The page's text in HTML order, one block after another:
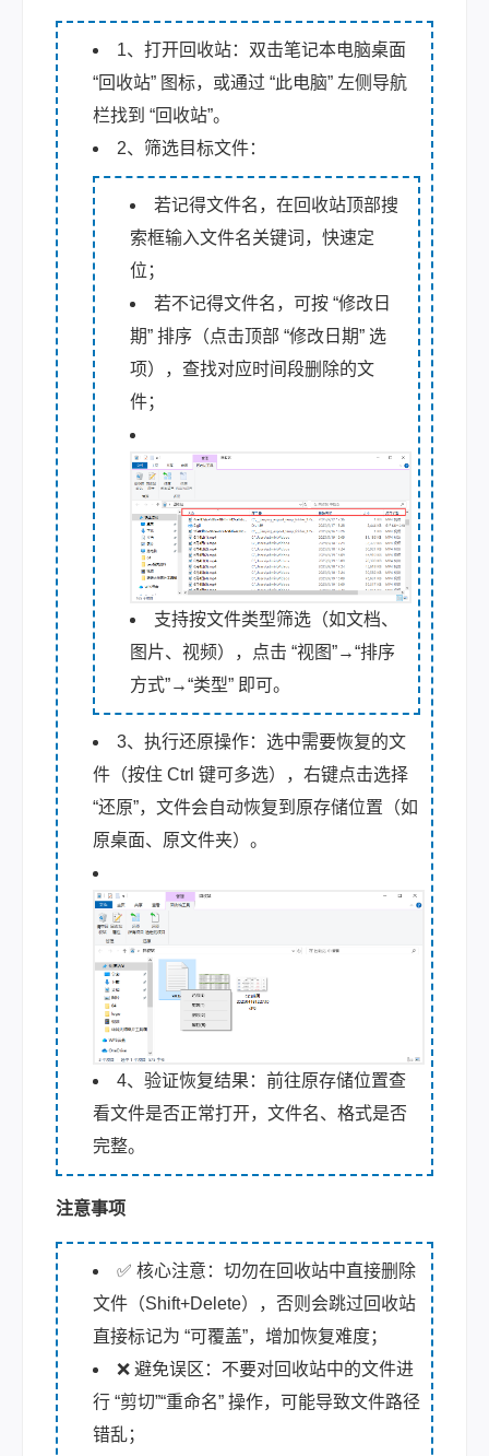
1、打开回收站：双击笔记本电脑桌面
“回收站” 图标，或通过 “此电脑” 左侧导航
栏找到 “回收站”。
2、筛选目标文件：
若记得文件名，在回收站顶部搜
索框输入文件名关键词，快速定
位；
若不记得文件名，可按 “修改日
期” 排序（点击顶部 “修改日期” 选
项），查找对应时间段删除的文
件；
支持按文件类型筛选（如文档、
图片、视频），点击 “视图”→“排序
方式”→“类型” 即可。
3、执行还原操作：选中需要恢复的文
件（按住 Ctrl 键可多选），右键点击选择
“还原”，文件会自动恢复到原存储位置（如
原桌面、原文件夹）。
4、验证恢复结果：前往原存储位置查
看文件是否正常打开，文件名、格式是否
完整。
注意事项
✅ 核心注意：切勿在回收站中直接删除
文件（Shift+Delete），否则会跳过回收站
直接标记为 “可覆盖”，增加恢复难度；
❌ 避免误区：不要对回收站中的文件进
行 “剪切”“重命名” 操作，可能导致文件路径
错乱；